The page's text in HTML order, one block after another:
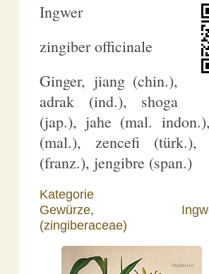
Ingwer
zingiber officinale
Ginger, jiang (chin.),
adrak (ind.), shoga
(jap.), jahe (mal.
(mal.), zencefi (türk.),
(franz.), jengibre (span.)
Kategorie
Gewürze,
(zingiberaceae)